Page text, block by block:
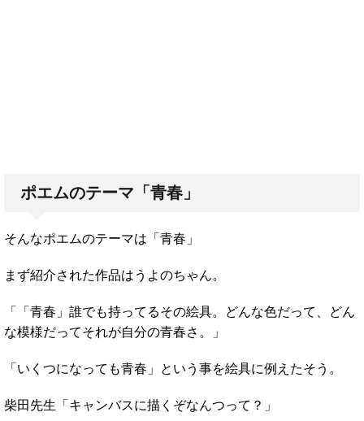
ポエムのテーマ「青春」
そんなポエムのテーマは「青春」
まず紹介された作品はうよのちゃん。
「「青春」誰でも持ってるその絵具。どんな色だって、どん
な模様だってそれが自分の青春さ。」
「いくつになっても青春」という事を絵具に例えたそう。
柴田先生「キャンバスに描くぞなんつって？」